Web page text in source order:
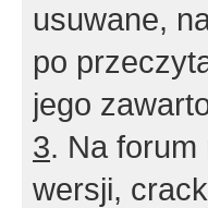
usuwane,
po
jego
3. Na forum
wersji,